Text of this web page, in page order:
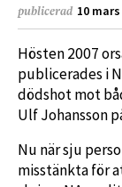
publicerad 10
Hösten 2007
publicerades i
dödshot mot
Ulf Johansson
Nu när sju
misstänkta för